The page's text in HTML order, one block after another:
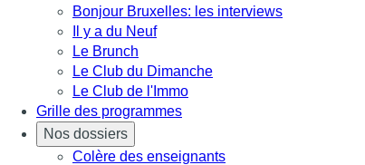
Bonjour Bruxelles: les interviews
Il y a du Neuf
Le Brunch
Le Club du Dimanche
Le Club de l'Immo
Grille des programmes
Nos dossiers
Colère des enseignants